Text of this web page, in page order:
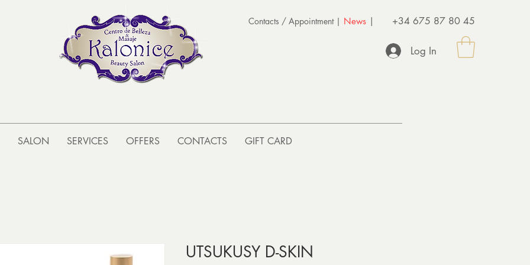
Contacts / Appointment| News | +34 675 87 80 45
Log In
SALON SERVICES OFFERS CONTACTS GIFT CARD
UTSUKUSY D-SKIN